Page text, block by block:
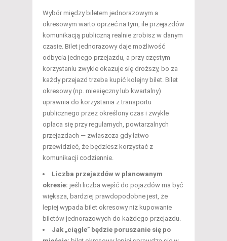
Wybór między biletem jednorazowym a
okresowym warto oprzeć na tym, ile przejazdów
komunikacją publiczną realnie zrobisz w danym
czasie. Bilet jednorazowy daje możliwość
odbycia jednego przejazdu, a przy częstym
korzystaniu zwykle okazuje się droższy, bo za
każdy przejazd trzeba kupić kolejny bilet. Bilet
okresowy (np. miesięczny lub kwartalny)
uprawnia do korzystania z transportu
publicznego przez określony czas i zwykle
opłaca się przy regularnych, powtarzalnych
przejazdach — zwłaszcza gdy łatwo
przewidzieć, że będziesz korzystać z
komunikacji codziennie.
Liczba przejazdów w planowanym
okresie: jeśli liczba wejść do pojazdów ma być
większa, bardziej prawdopodobne jest, że
lepiej wypada bilet okresowy niż kupowanie
biletów jednorazowych do każdego przejazdu.
Jak „ciągłe” będzie poruszanie się po